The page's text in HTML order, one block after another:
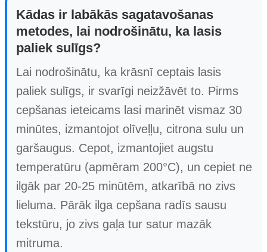
Kādas ir labākās sagatavošanas
metodes, lai nodrošinātu, ka lasis
paliek sulīgs?
Lai nodrošinātu, ka krāsnī ceptais lasis
paliek sulīgs, ir svarīgi neizžāvēt to. Pirms
cepšanas ieteicams lasi marinēt vismaz 30
minūtes, izmantojot olīveļļu, citrona sulu un
garšaugus. Cepot, izmantojiet augstu
temperatūru (apmēram 200°C), un cepiet ne
ilgāk par 20-25 minūtēm, atkarībā no zivs
lieluma. Pārāk ilga cepšana radīs sausu
tekstūru, jo zivs gaļa tur satur mazāk
mitruma.